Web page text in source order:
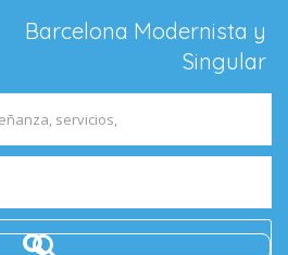
Barcelona Modernista y
Singular